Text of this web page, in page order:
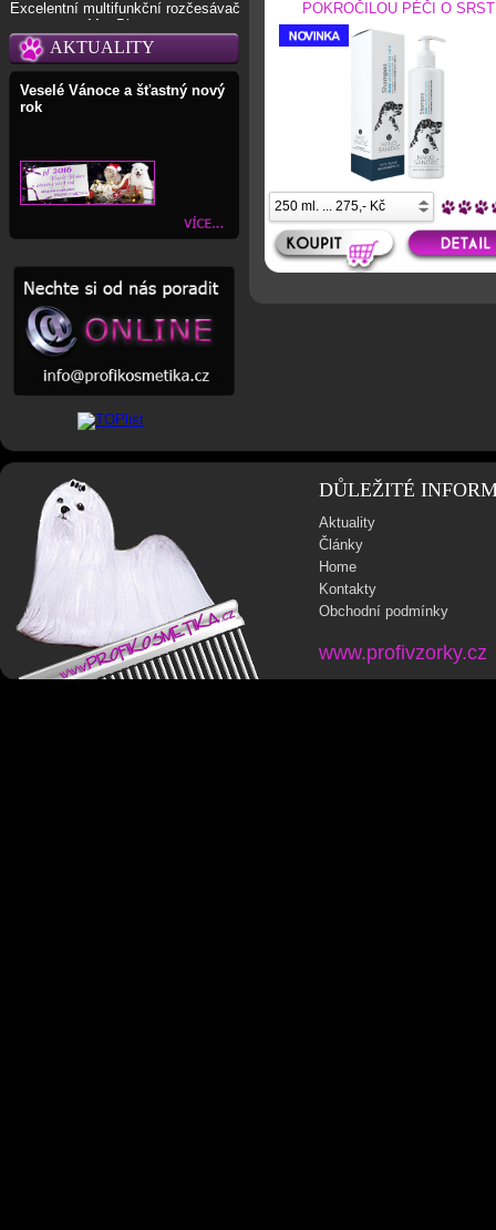
Excelentní multifunkční rozčesávač
Mat Blaster
AKTUALITY
Veselé Vánoce a šťastný nový
rok
POKROČILOU PÉČI O SRST
DŮLEŽITÉ
Aktuality
Články
Home
Kontakty
Obchodní podmínky
www.profivzorky.cz